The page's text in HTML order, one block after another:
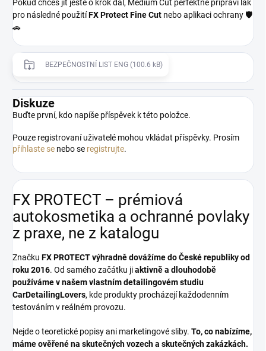
Pokud chceš jít ještě o krok dál, Medium Cut perfektně připraví lak
pro následné použitíFX Protect Fine Cut nebo aplikaci ochrany 🛡️
🚗
BEZPEČNOSTNÍ LIST ENG (100.6 kB)
Diskuze
Buďte první, kdo napíše příspěvek k této položce.
Pouze registrovaní uživatelé mohou vkládat příspěvky. Prosím
přihlaste se nebo se registrujte.
FX PROTECT – prémiová
autokosmetika a ochranné povlaky
z praxe, ne z katalogu
Značku FX PROTECTvýhradně dovážíme do České republiky od
roku 2016. Od samého začátku jiaktivně a dlouhodobě
používáme v našem vlastním detailingovém studiu
CarDetailingLovers, kde produkty procházejí každodenním
testováním v reálném provozu.
Nejde o teoretické popisy ani marketingové sliby. To, co nabízíme,
máme ověřené na skutečných vozech a skutečných zakázkách.